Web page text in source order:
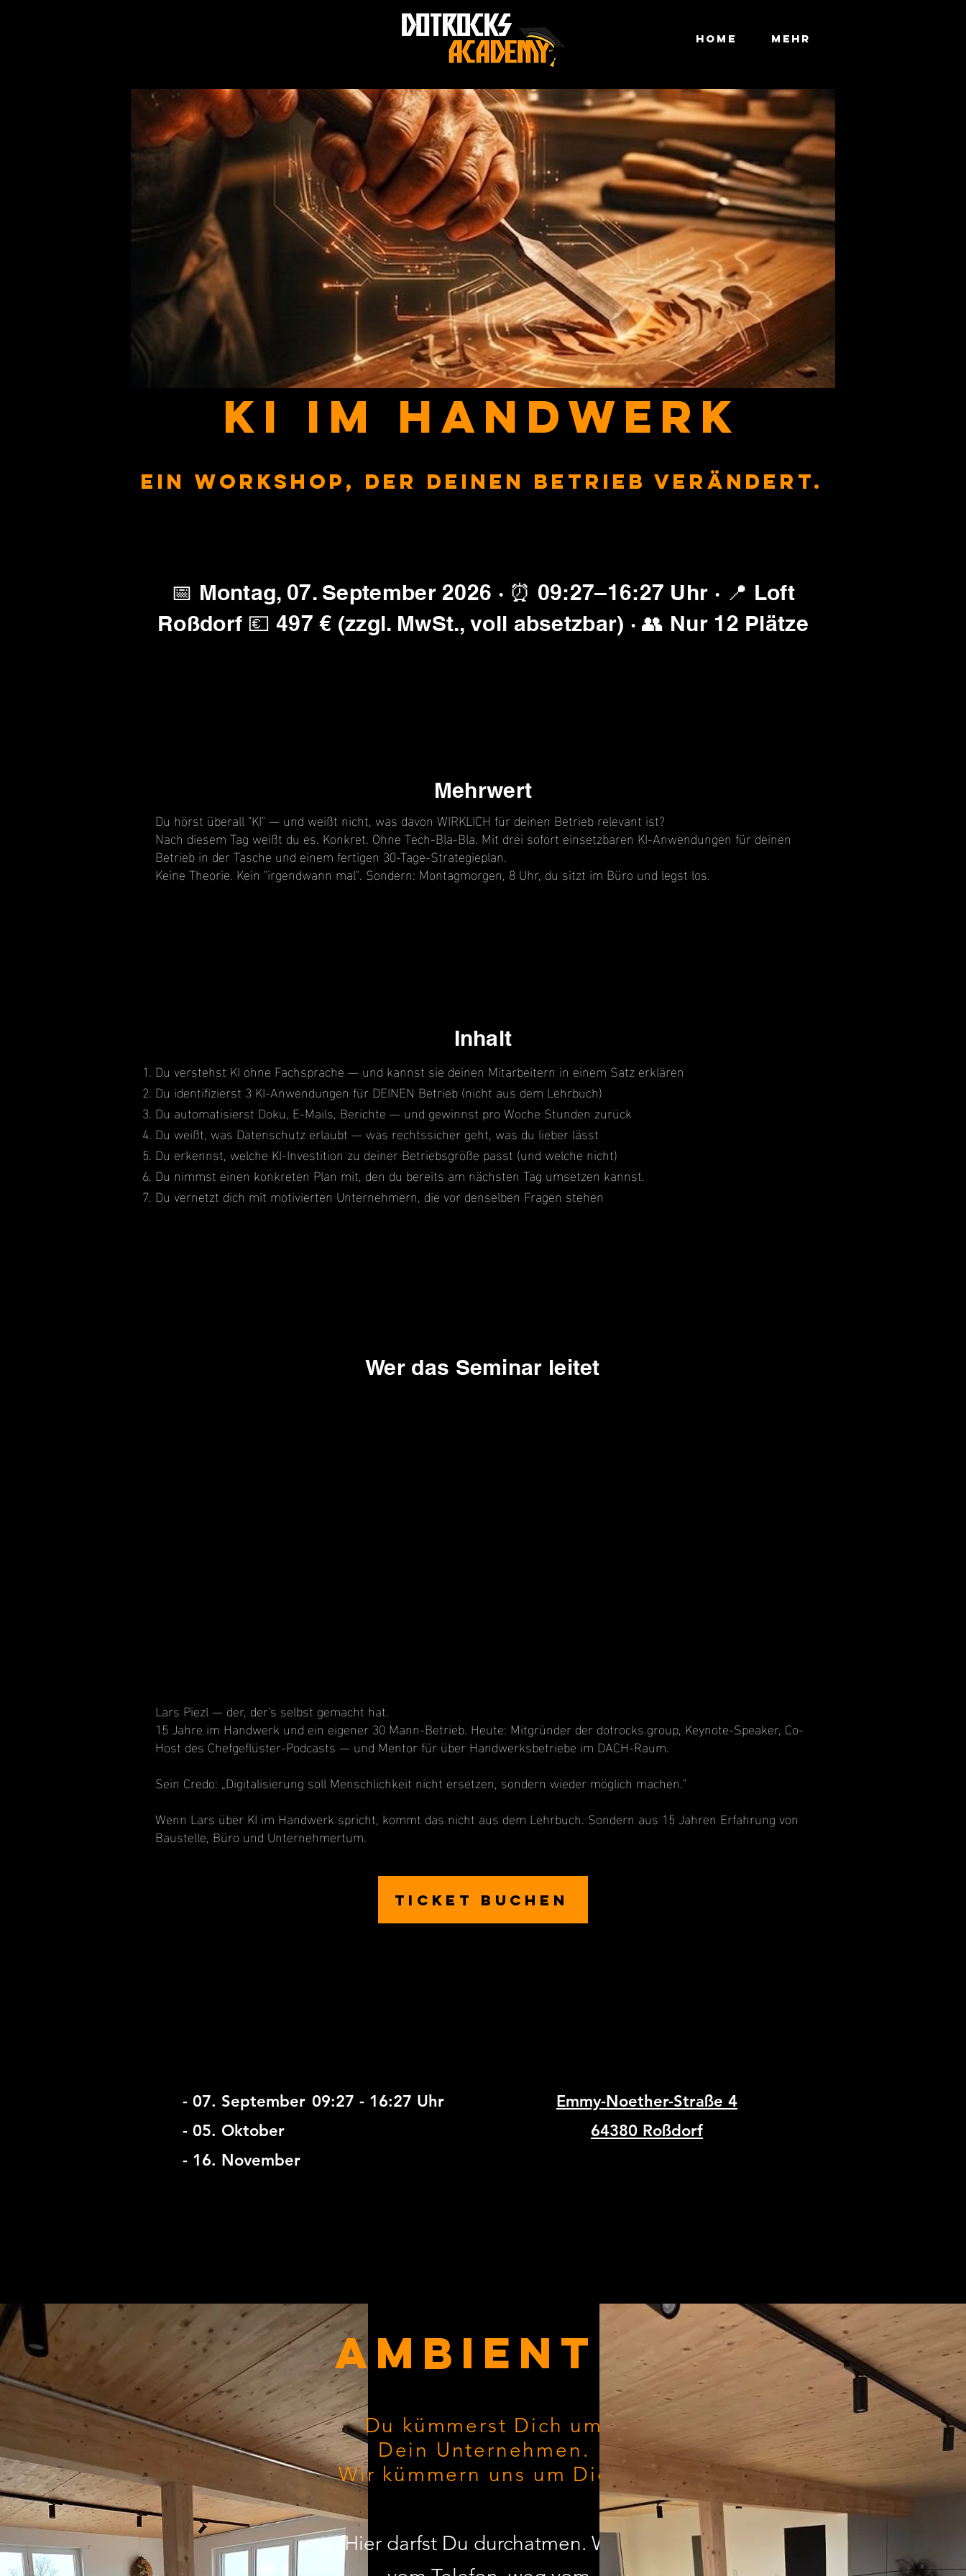
Home Mehr
KI IM HANDWERK
Ein Workshop, der deinen Betrieb verändert.
📅 Montag, 07. September 2026 · ⏰ 09:27–16:27 Uhr · 📍 Loft
Roßdorf 💶 497 € (zzgl. MwSt., voll absetzbar) · 👥 Nur 12 Plätze
Mehrwert
Du hörst überall "KI" — und weißt nicht, was davon WIRKLICH für deinen Betrieb relevant ist?
Nach diesem Tag weißt du es. Konkret. Ohne Tech-Bla-Bla. Mit drei sofort einsetzbaren KI-Anwendungen für deinen
Betrieb in der Tasche und einem fertigen 30-Tage-Strategieplan.
Keine Theorie. Kein "irgendwann mal". Sondern: Montagmorgen, 8 Uhr, du sitzt im Büro und legst los.
Inhalt
Du verstehst KI ohne Fachsprache — und kannst sie deinen Mitarbeitern in einem Satz erklären
Du identifizierst 3 KI-Anwendungen für DEINEN Betrieb (nicht aus dem Lehrbuch)
Du automatisierst Doku, E-Mails, Berichte — und gewinnst pro Woche Stunden zurück
Du weißt, was Datenschutz erlaubt — was rechtssicher geht, was du lieber lässt
Du erkennst, welche KI-Investition zu deiner Betriebsgröße passt (und welche nicht)
Du nimmst einen konkreten Plan mit, den du bereits am nächsten Tag umsetzen kannst.
Du vernetzt dich mit motivierten Unternehmern, die vor denselben Fragen stehen
Wer das Seminar leitet
Lars Piezl — der, der's selbst gemacht hat.
15 Jahre im Handwerk und ein eigener 30 Mann-Betrieb. Heute: Mitgründer der dotrocks.group, Keynote-Speaker, Co-
Host des Chefgeflüster-Podcasts — und Mentor für über Handwerksbetriebe im DACH-Raum.
Sein Credo: „Digitalisierung soll Menschlichkeit nicht ersetzen, sondern wieder möglich machen."
Wenn Lars über KI im Handwerk spricht, kommt das nicht aus dem Lehrbuch. Sondern aus 15 Jahren Erfahrung von
Baustelle, Büro und Unternehmertum.
Ticket buchen
- 07. September
- 05. Oktober
- 16. November
09:27 - 16:27 Uhr
Emmy-Noether-Straße 4
64380 Roßdorf
Ambiente
Du kümmerst Dich um
Dein Unternehmen.
Wir kümmern uns um Dich.
Hier darfst Du durchatmen. Weg